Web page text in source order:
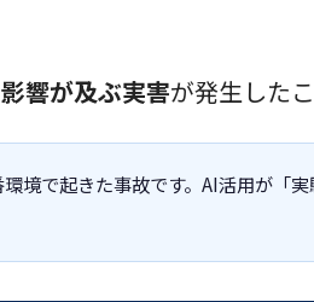
響が及ぶ実害が発生した
境で起きた事故です。AI活用が「